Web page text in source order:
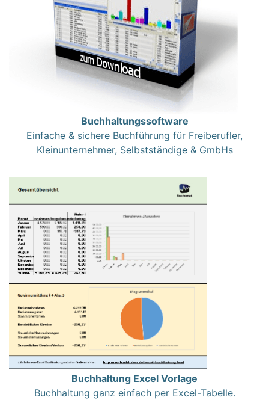
Buchhaltungssoftware
Einfache & sichere Buchführung für Freiberufler,
Kleinunternehmer, Selbstständige & GmbHs
Buchhaltung Excel Vorlage
Buchhaltung ganz einfach per Excel-Tabelle.